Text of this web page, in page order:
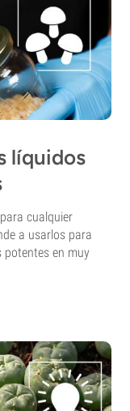
líquidos
cualquier
a usarlos para
potentes en muy